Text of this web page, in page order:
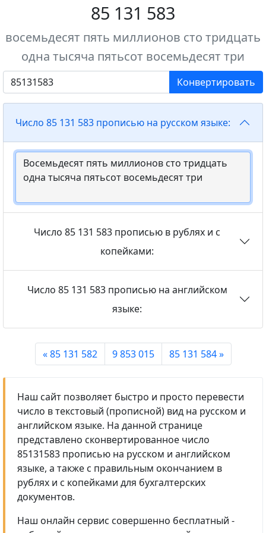
85 131 583
восемьдесят пять миллионов сто тридцать
одна тысяча пятьсот восемьдесят три
Конвертировать
Число 85 131 583 прописью на русском языке:
Число 85 131 583 прописью в рублях и с
копейками:
Число 85 131 583 прописью на английском
языке:
« 85 131 582 9 853 015 85 131 584 »
Наш сайт позволяет быстро и просто перевести
число в текстовый (прописной) вид на русском и
английском языке. На данной странице
представлено сконвертированное число
85131583 прописью на русском и английском
языке, а также с правильным окончанием в
рублях и с копейками для бухгалтерских
документов.
Наш онлайн сервис совершенно бесплатный -